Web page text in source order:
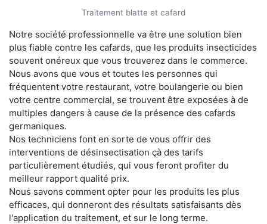
Traitement blatte et cafard
Notre société professionnelle va être une solution bien
plus fiable contre les cafards, que les produits insecticides
souvent onéreux que vous trouverez dans le commerce.
Nous avons que vous et toutes les personnes qui
fréquentent votre restaurant, votre boulangerie ou bien
votre centre commercial, se trouvent être exposées à de
multiples dangers à cause de la présence des cafards
germaniques.
Nos techniciens font en sorte de vous offrir des
interventions de désinsectisation çà des tarifs
particulièrement étudiés, qui vous feront profiter du
meilleur rapport qualité prix.
Nous savons comment opter pour les produits les plus
efficaces, qui donneront des résultats satisfaisants dès
l'application du traitement, et sur le long terme.